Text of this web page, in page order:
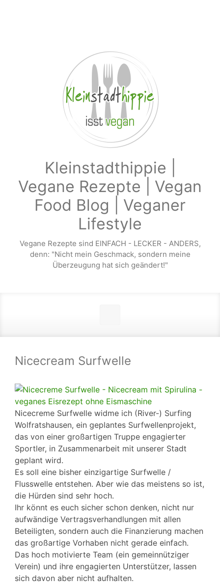
Kleinstadthippie |
Vegane Rezepte | Vegan
Food Blog | Veganer
Lifestyle
Vegane Rezepte sind EINFACH - LECKER - ANDERS,
denn: "Nicht mein Geschmack, sondern meine
Überzeugung hat sich geändert!"
Nicecream Surfwelle
Nicecreme Surfwelle widme ich (River-) Surfing
Wolfratshausen, ein geplantes Surfwellenprojekt,
das von einer großartigen Truppe engagierter
Sportler, in Zusammenarbeit mit unserer Stadt
geplant wird.
Es soll eine bisher einzigartige Surfwelle /
Flusswelle entstehen. Aber wie das meistens so ist,
die Hürden sind sehr hoch.
Ihr könnt es euch sicher schon denken, nicht nur
aufwändige Vertragsverhandlungen mit allen
Beteiligten, sondern auch die Finanzierung machen
das großartige Vorhaben nicht gerade einfach.
Das hoch motivierte Team (ein gemeinnütziger
Verein) und ihre engagierten Unterstützer, lassen
sich davon aber nicht aufhalten.